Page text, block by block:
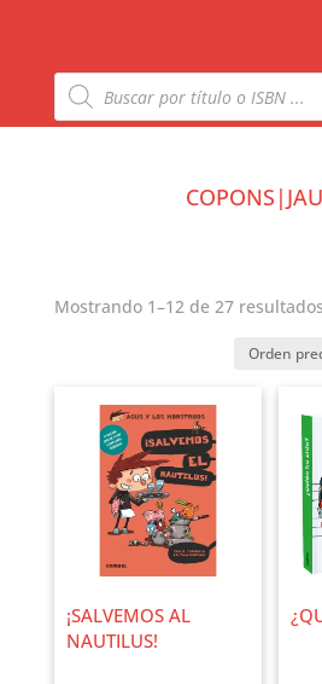
Búsqueda
de
productos
Mostrando 1–12 de 27 resultados
¡SALVEMOS AL
NAUTILUS!